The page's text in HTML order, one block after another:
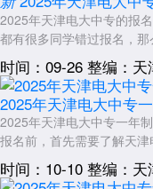
提前准备好身份证、毕
从2025年12月起，每周
待简章正式发布后，按照
简章中公布的官方咨询电话
地点，不需要前往天津，不
大学官网。
展开全文
2025年天津电大中专的报
都有很多同学错过报名，
时间：09-26 整编：天
2025年天津电大中专
2025年天津电大中专一年
报名前，首先需要了解天
时间：10-10 整编：天